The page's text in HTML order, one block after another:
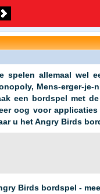
spelen allemaal wel
Mens-erger-
een bordspel met
oog voor
u het Angry Birds
Birds bordspel -